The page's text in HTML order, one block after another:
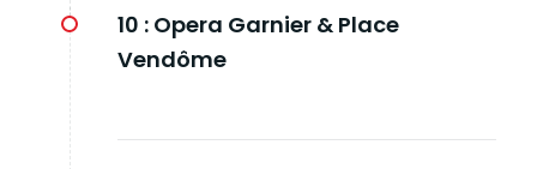
10 : Opera Garnier & Place
Vendôme